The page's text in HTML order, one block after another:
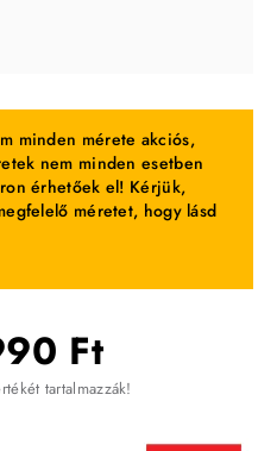
Ft
tartalmazzák!
minden mérete akciós,
nem minden esetben
érhetőek el! Kérjük,
méretet, hogy lásd